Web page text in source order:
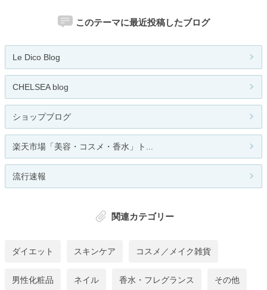
このテーマに最近投稿したブログ
Le Dico Blog
CHELSEA blog
ショップブログ
楽天市場「美容・コスメ・香水」ト...
流行速報
関連カテゴリー
ダイエット スキンケア コスメ／メイク雑貨
男性化粧品 ネイル 香水・フレグランス その他